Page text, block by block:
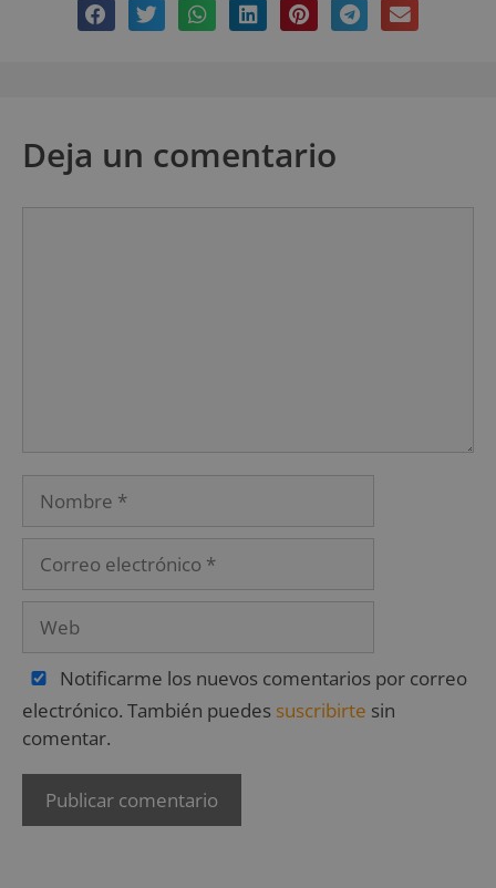
Deja un comentario
Notificarme los nuevos comentarios por correo
electrónico. También puedes suscribirte sin
comentar.